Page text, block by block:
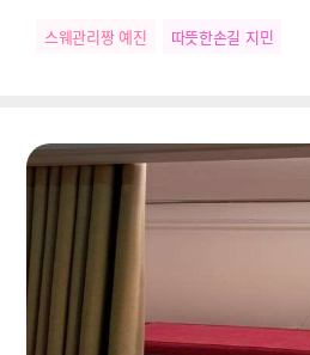
스웨관리짱 예진 따뜻한손길 지민